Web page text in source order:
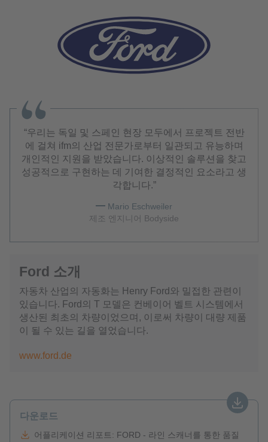
우리는 독일 및 스페인 현장 모두에서 프로젝트 전반
에 걸쳐 ifm의 산업 전문가로부터 일관되고 유능하며
개인적인 지원을 받았습니다. 이상적인 솔루션을 찾고
성공적으로 구현하는 데 기여한 결정적인 요소라고 생
각합니다.
Mario Eschweiler
제조 엔지니어 Bodyside
Ford 소개
자동차 산업의 자동화는 Henry Ford와 밀접한 관련이
있습니다. Ford의 T 모델은 컨베이어 벨트 시스템에서
생산된 최초의 차량이었으며, 이로써 차량이 대량 제품
이 될 수 있는 길을 열었습니다.
www.ford.de
다운로드
어플리케이션 리포트: FORD - 라인 스캐너를 통한 품질